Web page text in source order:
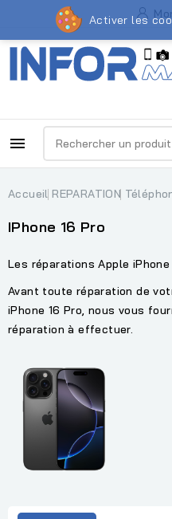

Accueil REPARATION
IPhone 16 Pro
Les réparations Apple iPhone
Avant toute réparation de
iPhone 16 Pro, nous vous
réparation à effectuer.
Activer les